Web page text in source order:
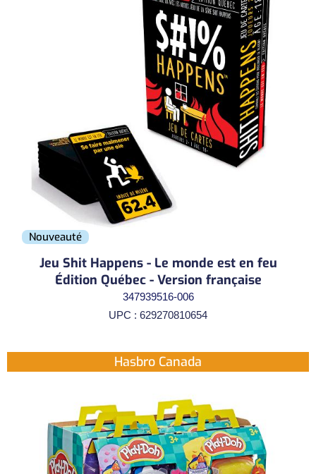
Nouveauté
Jeu Shit Happens - Le monde est en feu
Édition Québec - Version française
347939516-006
UPC : 629270810654
Hasbro Canada